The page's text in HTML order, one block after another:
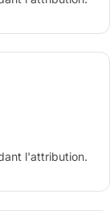
l'attribution.